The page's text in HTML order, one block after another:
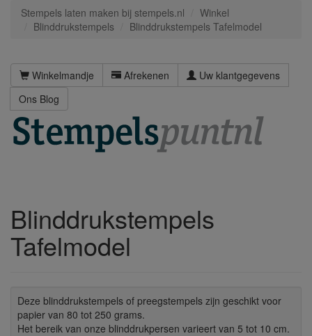
Stempels laten maken bij stempels.nl
Winkel
Blinddrukstempels
Blinddrukstempels Tafelmodel
Winkelmandje Afrekenen
Uw klantgegevens
Ons Blog
Blinddrukstempels
Tafelmodel
Deze blinddrukstempels of preegstempels zijn geschikt voor
papier van 80 tot 250 grams.
Het bereik van onze blinddrukpersen varieert van 5 tot 10 cm.